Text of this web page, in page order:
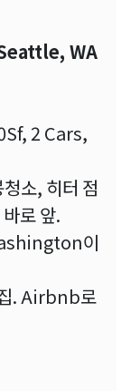
WA
2 Cars,
소, 히터 점
로 앞.
이
. Airbnb로